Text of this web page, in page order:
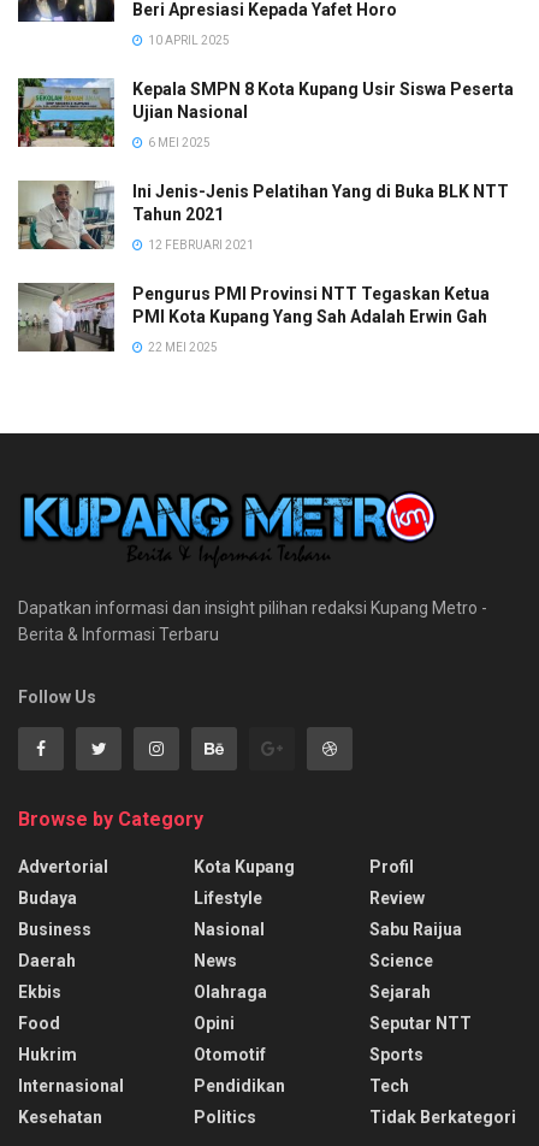
Beri Apresiasi Kepada Yafet Horo
10 APRIL 2025
Kepala SMPN 8 Kota Kupang Usir Siswa Peserta
Ujian Nasional
6 MEI 2025
Ini Jenis-Jenis Pelatihan Yang di Buka BLK NTT
Tahun 2021
12 FEBRUARI 2021
Pengurus PMI Provinsi NTT Tegaskan Ketua
PMI Kota Kupang Yang Sah Adalah Erwin Gah
22 MEI 2025
Dapatkan informasi dan insight pilihan redaksi Kupang Metro -
Berita & Informasi Terbaru
Follow Us
Browse by Category
Advertorial
Budaya
Business
Daerah
Ekbis
Food
Hukrim
Internasional
Kesehatan
Kota Kupang
Lifestyle
Nasional
News
Olahraga
Opini
Otomotif
Pendidikan
Politics
Profil
Review
Sabu Raijua
Science
Sejarah
Seputar NTT
Sports
Tech
Tidak Berkategori